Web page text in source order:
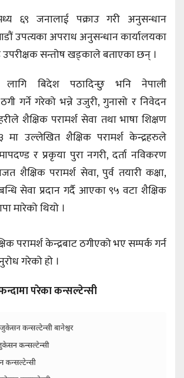
६९ जनालाई पक्राउ गरी अनुसन्धान
उपत्यका अपराध अनुसन्धान कार्यालयका
उपरीक्षक सन्तोष खड्काले बताएका छन् ।
लागि बिदेश पठादिन्छु भनि नेपाली
गर्ने गरेको भन्ने उजुरी, गुनासो र निवेदन
शैक्षिक परामर्श सेवा तथा भाषा शिक्षण
मा उल्लेखित शैक्षिक परामर्श केन्द्रहरुले
र प्रकृया पुरा नगरी, दर्ता नविकरण
शैक्षिक परामर्श सेवा, पुर्व तयारी कक्षा,
सेवा प्रदान गर्दै आएका ९५ वटा शैक्षिक
मारेको थियो ।
परामर्श केन्द्रबाट ठगीएको भए सम्पर्क गर्न
गरेको हो ।
परेका कन्सल्टेन्सी